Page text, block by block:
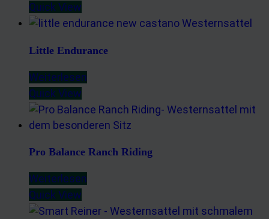
Quick View
Little Endurance
Weiterlesen
Quick View
Pro Balance Ranch Riding
Weiterlesen
Quick View